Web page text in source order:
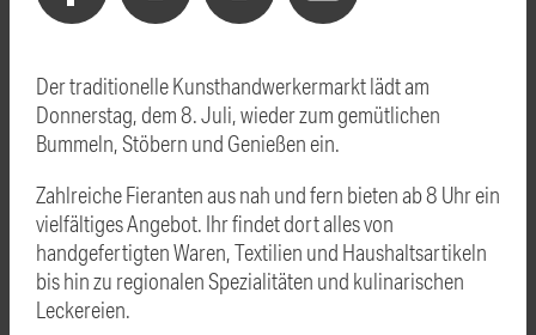
Der traditionelle Kunsthandwerkermarkt lädt am
Donnerstag, dem 8. Juli, wieder zum gemütlichen
Bummeln, Stöbern und Genießen ein.
Zahlreiche Fieranten aus nah und fern bieten ab 8 Uhr ein
vielfältiges Angebot. Ihr findet dort alles von
handgefertigten Waren, Textilien und Haushaltsartikeln
bis hin zu regionalen Spezialitäten und kulinarischen
Leckereien.